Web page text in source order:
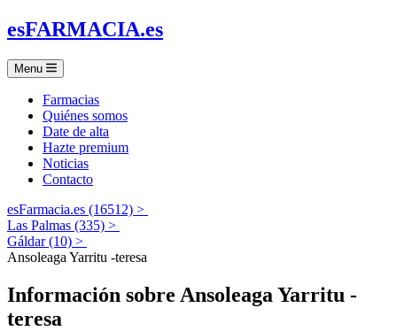
esFARMACIA.es
Menu
Farmacias
Quiénes somos
Date de alta
Hazte premium
Noticias
Contacto
esFarmacia.es (16512) >
Las Palmas (335) >
Gáldar (10) >
Ansoleaga Yarritu -teresa
Información sobre Ansoleaga Yarritu -
teresa